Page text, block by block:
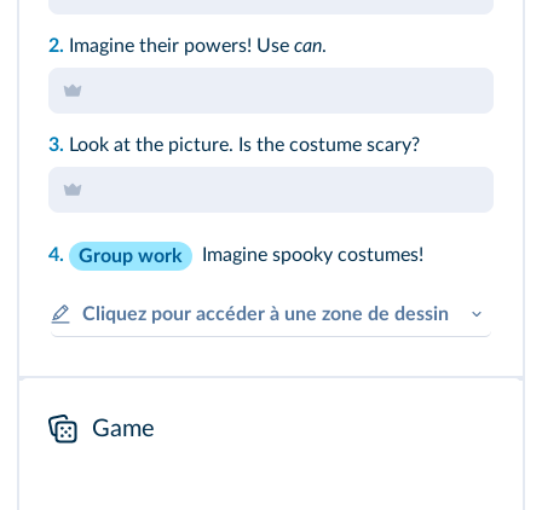
2. Imagine their powers! Use can.
3. Look at the picture. Is the costume scary?
4. Group work Imagine spooky costumes!
Cliquez pour accéder à une zone de dessin
Game